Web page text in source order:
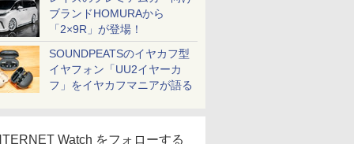
ブランドHOMURAから
「2×9R」が登場！
SOUNDPEATSのイヤカフ型
イヤフォン「UU2イヤーカ
フ」をイヤカフマニアが語る
Watch をフォローする